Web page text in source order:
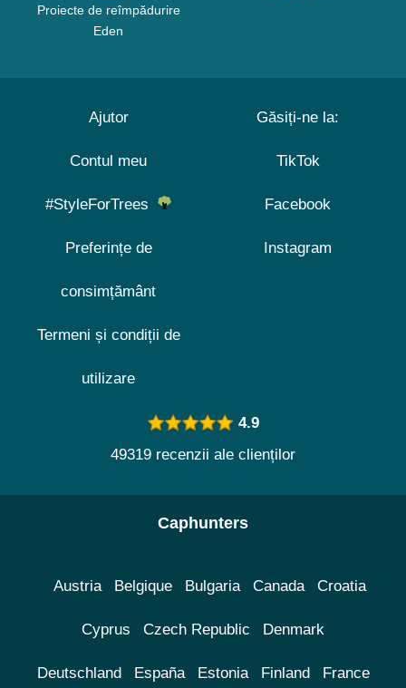
Proiecte de reîmpădurire
Eden
Ajutor
Contul meu
#StyleForTrees
Preferințe de
consimțământ
Termeni și condiții de
utilizare
Găsiți-ne la:
TikTok
Facebook
Instagram
4.9
49319 recenzii ale clienților
Caphunters
Austria Belgique Bulgaria Canada Croatia
Cyprus Czech Republic Denmark
Deutschland España Estonia Finland France